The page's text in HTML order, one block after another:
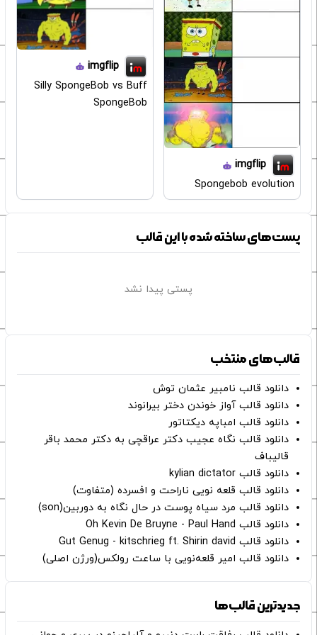
imgflip
Spongebob evolution
imgflip
Silly SpongeBob vs Buff
SpongeBob
پست‌های ساخته شده با این قالب
پستی پیدا نشد
قالب‌های منتخب
دانلود قالب نامبیر عثمان ‌توش
دانلود قالب آواز خوندن دختر بیرانوند
دانلود قالب امباپه دیکتاتور
دانلود قالب نگاه عجیب دکتر عراقچی به دکتر محمد باقر
قالیباف
دانلود قالب kylian dictator
دانلود قالب قلعه نویی ناراحت و افسرده (متفاوت)
دانلود قالب مرد سیاه پوست در حال نگاه به دوربین(son)
دانلود قالب Oh Kevin De Bruyne - Paul Hand
دانلود قالب Gut Genug - kitschrieg ft. Shirin david
دانلود قالب امیر قلعه‌نویی با ساعت رولکس(ورژن اصلی)
جدیدترین قالب‌ها